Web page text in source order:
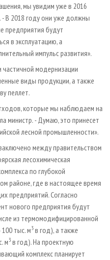
мы увидим уже в 2016
- В 2018 году они уже должны
предприятия будут
в эксплуатацию, а
импульс развития».
частичной модернизации
виды продукции, а также
пеллет.
которые мы наблюдаем на
министр. - Думаю, это принесет
лесной промышленности».
между правительством
лесохимическая
по глубокой
районе, где в настоящее время
предприятий. Согласно
нового предприятия будут
из термомодифицированной
тыс. м3 в год), а также
м3 в год). На проектную
комплекс планирует